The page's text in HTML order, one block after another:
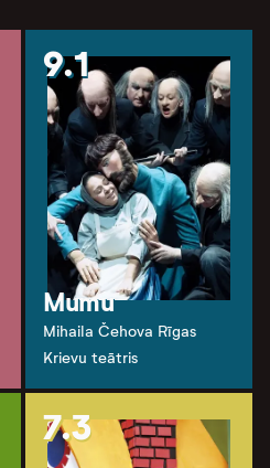
9.1
Mumu
Mihaila Čehova Rīgas
Krievu teātris
7.3